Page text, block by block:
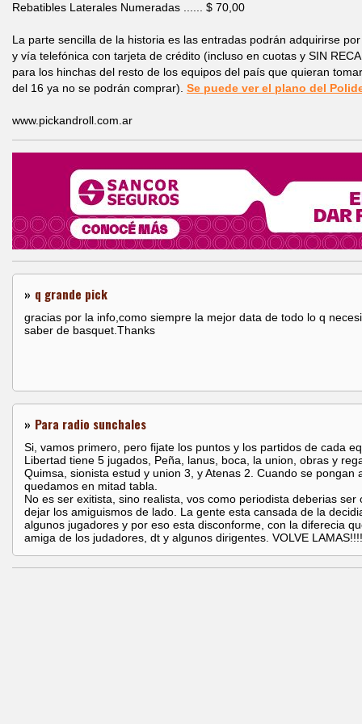
Rebatibles Laterales Numeradas ...... $ 70,00
La parte sencilla de la historia es las entradas podrán adquirirse
y vía telefónica con tarjeta de crédito (incluso en cuotas y SIN
para los hinchas del resto de los equipos del país que quieran
del 16 ya no se podrán comprar). Se puede ver el plano del
www.pickandroll.com.ar
» q grande pick
gracias por la info,como siempre la mejor data de todo lo q
saber de basquet.Thanks
» Para radio sunchales
Si, vamos primero, pero fijate los puntos y los partidos de cada
Libertad tiene 5 jugados, Peña, lanus, boca, la union, obras y
Quimsa, sionista estud y union 3, y Atenas 2. Cuando se pongan
quedamos en mitad tabla.
No es ser exitista, sino realista, vos como periodista deberias ser
dejar los amiguismos de lado. La gente esta cansada de la
algunos jugadores y por eso esta disconforme, con la diferecia
amiga de los judadores, dt y algunos dirigentes. VOLVE LAMAS!!!!